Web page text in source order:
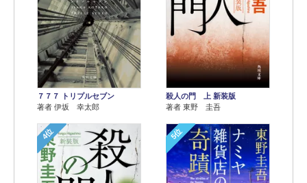
７７７ トリプルセブン
著者 伊坂 幸太郎
殺人の門 上 新装版
著者 東野 圭吾
4位 5位